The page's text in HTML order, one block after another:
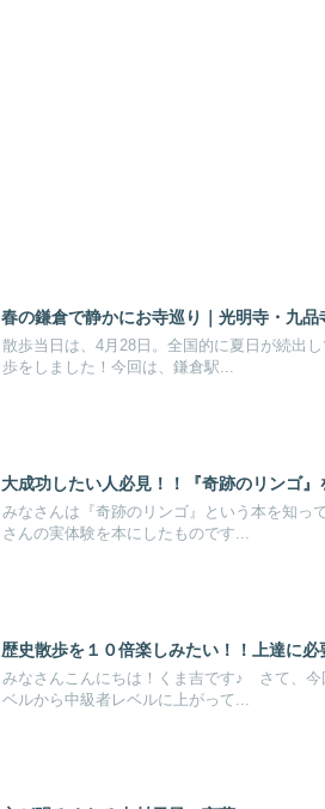
春の鎌倉で静かにお寺巡り｜光明寺・九品
散歩当日は、4月28日。全国的に夏日が続
歩をしました！今回は、鎌倉駅...
大成功したい人必見！！『奇跡のリンゴ』
みなさんは『奇跡のリンゴ』という本を知
さんの実体験を本にしたものです...
歴史散歩を１０倍楽しみたい！！上達に必
みなさんこんにちは！くま吉です♪ さて、今
ベルから中級者レベルに上がって...